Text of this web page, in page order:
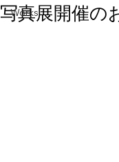
Works
写真展開催の